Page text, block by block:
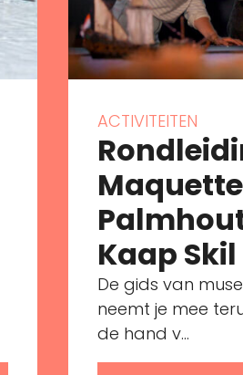
ACTIVITEITEN
Kaap Skil
De gids van
neemt je mee
de hand v...